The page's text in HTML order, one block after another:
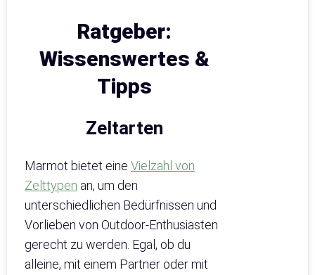
Ratgeber:
Wissenswertes &
Tipps
Zeltarten
Marmot bietet eine Vielzahl von
Zelttypen an, um den
unterschiedlichen Bedürfnissen und
Vorlieben von Outdoor-Enthusiasten
gerecht zu werden. Egal, ob du
alleine, mit einem Partner oder mit